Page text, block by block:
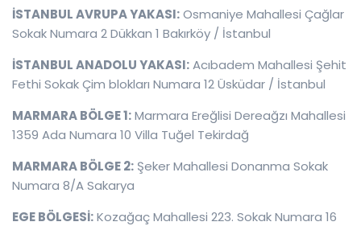
İSTANBUL AVRUPA YAKASI:Osmaniye Mahallesi Çağlar
Sokak Numara 2 Dükkan 1 Bakırköy / İstanbul
İSTANBUL ANADOLU YAKASI:Acıbadem Mahallesi Şehit
Fethi Sokak Çim blokları Numara 12 Üsküdar / İstanbul
MARMARA BÖLGE 1:Marmara Ereğlisi Dereağzı Mahallesi
1359 Ada Numara 10 Villa Tuğel Tekirdağ
MARMARA BÖLGE 2: Şeker Mahallesi Donanma Sokak
Numara 8/A Sakarya
EGE BÖLGESİ:Kozağaç Mahallesi 223. Sokak Numara 16